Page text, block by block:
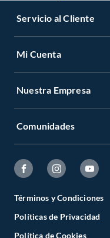
Servicio al Cliente
Mi Cuenta
Nuestra Empresa
Comunidades
Términos y Condiciones
Políticas de Privacidad
Política de Cookies